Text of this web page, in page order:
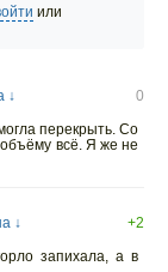
или
↓
0
перекрыть. Со
всё. Я же не
↓
+2
запихала, а в